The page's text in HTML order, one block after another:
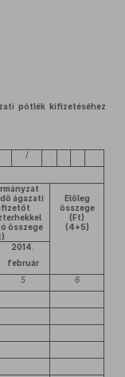
pótlék kifizetéséhez
/
ágazati
összege
Előleg
összege
(Ft)
(4+5)
2014.
február
5 6